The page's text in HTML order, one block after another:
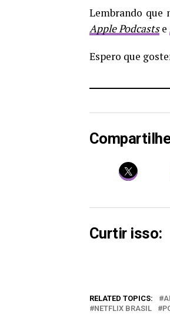
Lembrando que
Apple Podcastse
Espero que
Curtir isso:
RELATED TOPICS:
NETFLIX BRASIL